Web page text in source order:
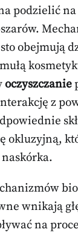
podzielić
obejmują
oczyszczanie
z
okluzyjną,
wnikają
na